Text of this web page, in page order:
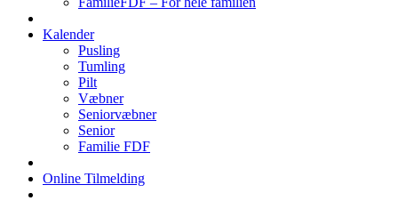
Kalender
Pusling
Tumling
Pilt
Væbner
Seniorvæbner
Senior
Familie FDF
Online Tilmelding